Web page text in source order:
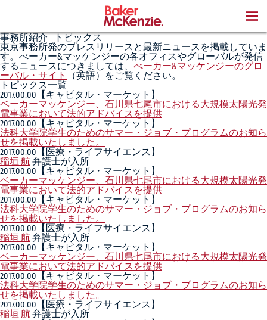
事務所紹介 - トピックス
東京事務所発のプレスリリースと最新ニュースを掲載していま
す。べーカー&マッケンジーの各オフィスやグローバルが発信
するニュースにつきましては、 べーカー&マッケンジーのグロ
ーバル・サイト
（英語）をご覧ください。
トピックス一覧
2017.00.00 【キャピタル・マーケット】
ベーカーマッケンジー、石川県七尾市における大規模太陽光発
電事業において法的アドバイスを提供
2017.00.00 【キャピタル・マーケット】
法科大学院学生のためのサマー・ジョブ・プログラムのお知ら
せを掲載いたしました。
2017.00.00 【医療・ライフサイエンス】
稲垣 航弁護士が入所
2017.00.00 【キャピタル・マーケット】
ベーカーマッケンジー、石川県七尾市における大規模太陽光発
電事業において法的アドバイスを提供
2017.00.00 【キャピタル・マーケット】
法科大学院学生のためのサマー・ジョブ・プログラムのお知ら
せを掲載いたしました。
2017.00.00 【医療・ライフサイエンス】
稲垣 航弁護士が入所
2017.00.00 【キャピタル・マーケット】
ベーカーマッケンジー、石川県七尾市における大規模太陽光発
電事業において法的アドバイスを提供
2017.00.00 【キャピタル・マーケット】
法科大学院学生のためのサマー・ジョブ・プログラムのお知ら
せを掲載いたしました。
2017.00.00 【医療・ライフサイエンス】
稲垣 航弁護士が入所